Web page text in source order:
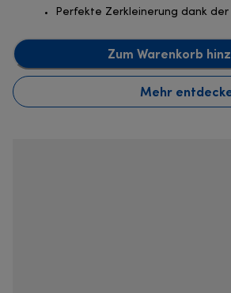
Perfekte Zerkleinerung dank
Zum Warenkorb
Mehr